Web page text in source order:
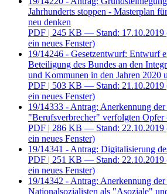
Jahrhunderts stoppen - Masterplan
neu denken
PDF | 245 KB — Stand: 17.10.2019
ein neues Fenster)
19/14246 - Gesetzentwurf: Entwurf
Beteiligung des Bundes an den
und Kommunen in den Jahren 2020
PDF | 503 KB — Stand: 21.10.2019
ein neues Fenster)
19/14333 - Antrag: Anerkennung
"Berufsverbrecher" verfolgten Opfer
PDF | 286 KB — Stand: 22.10.2019
ein neues Fenster)
19/14341 - Antrag: Digitalisierung
PDF | 251 KB — Stand: 22.10.2019
ein neues Fenster)
19/14342 - Antrag: Anerkennung der
Nationalsozialisten als "Asoziale"